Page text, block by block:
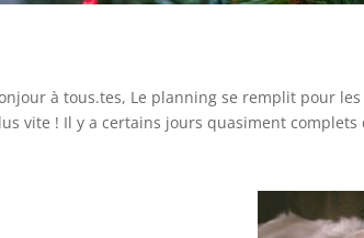
à tous.tes, Le planning se remplit pour
vite ! Il y a certains jours quasiment